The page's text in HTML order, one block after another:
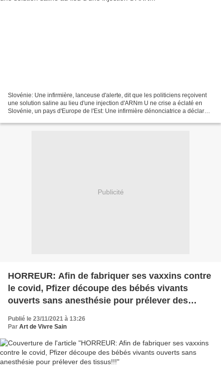
Slovénie: Une infirmière, lanceuse d'alerte, dit que les politiciens reçoivent
une solution saline au lieu d'une injection d'ARNm U ne crise a éclaté en
Slovénie, un pays d'Europe de l'Est: Une infirmière dénonciatrice a déclaré
Publicité
HORREUR: Afin de fabriquer ses vaxxins contre
le covid, Pfizer découpe des bébés vivants
ouverts sans anesthésie pour prélever des
Publié le 23/11/2021 à 13:26
Par Art de Vivre Sain